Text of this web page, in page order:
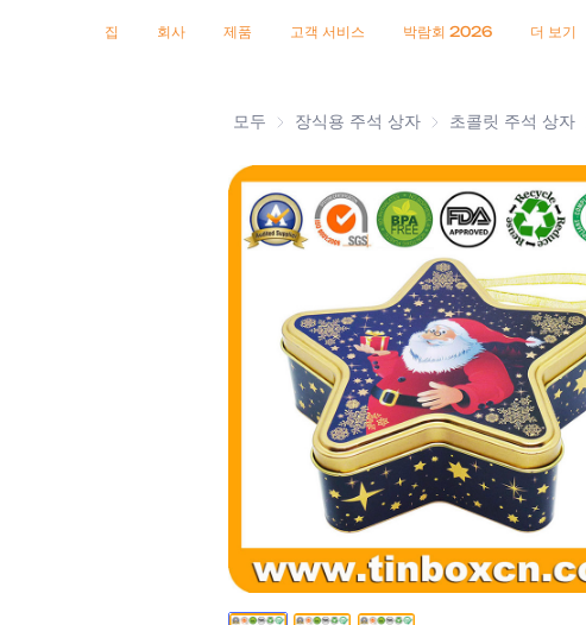
집 회사 제품 고객 서비스 박람회 2026
인증서
소식
제품 더 보기
모두 장식용 주석 상자 장식용 주석 상자
초콜릿 주석 상자